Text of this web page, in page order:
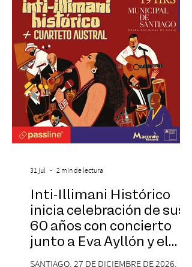
Cinema, un restaurante temático
inspirado en el concepto de un museo de
Hollywood, que promete transportar a sus
visitantes a distintos
Inti-Illimani Histórico
inicia celebración de sus
60 años con concierto
junto a Eva Ayllón y el
Cuarteto Austral en el
SANTIAGO, 27 DE DICIEMBRE DE 2026,
31 jul 2 min de lectura